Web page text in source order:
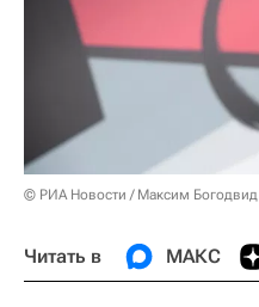
© РИА Новости / Максим Богодвид
Читать в МАКС